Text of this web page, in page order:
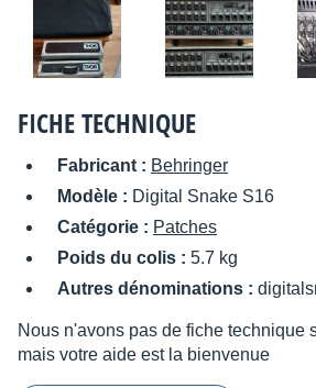
FICHE TECHNIQUE
Fabricant : Behringer
Modèle : Digital Snake S16
Catégorie : Patches
Poids du colis : 5.7 kg
Autres dénominations :
Nous n'avons pas de fiche technique
mais votre aide est la bienvenue